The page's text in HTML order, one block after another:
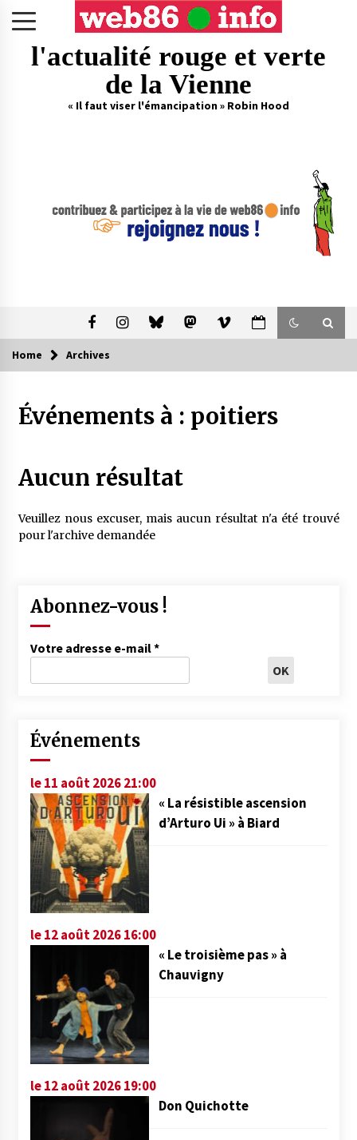
l'actualité rouge et verte
de la Vienne
« Il faut viser l'émancipation » Robin Hood
Home Archives
Événements à : poitiers
Aucun résultat
Veuillez nous excuser, mais aucun résultat n'a été trouvé
pour l'archive demandée
Abonnez-vous !
Votre adresse e-mail*
Événements
le 11 août 2026 21:00
« La résistible ascension
d’Arturo Ui » à Biard
le 12 août 2026 16:00
« Le troisième pas » à
Chauvigny
le 12 août 2026 19:00
Don Quichotte